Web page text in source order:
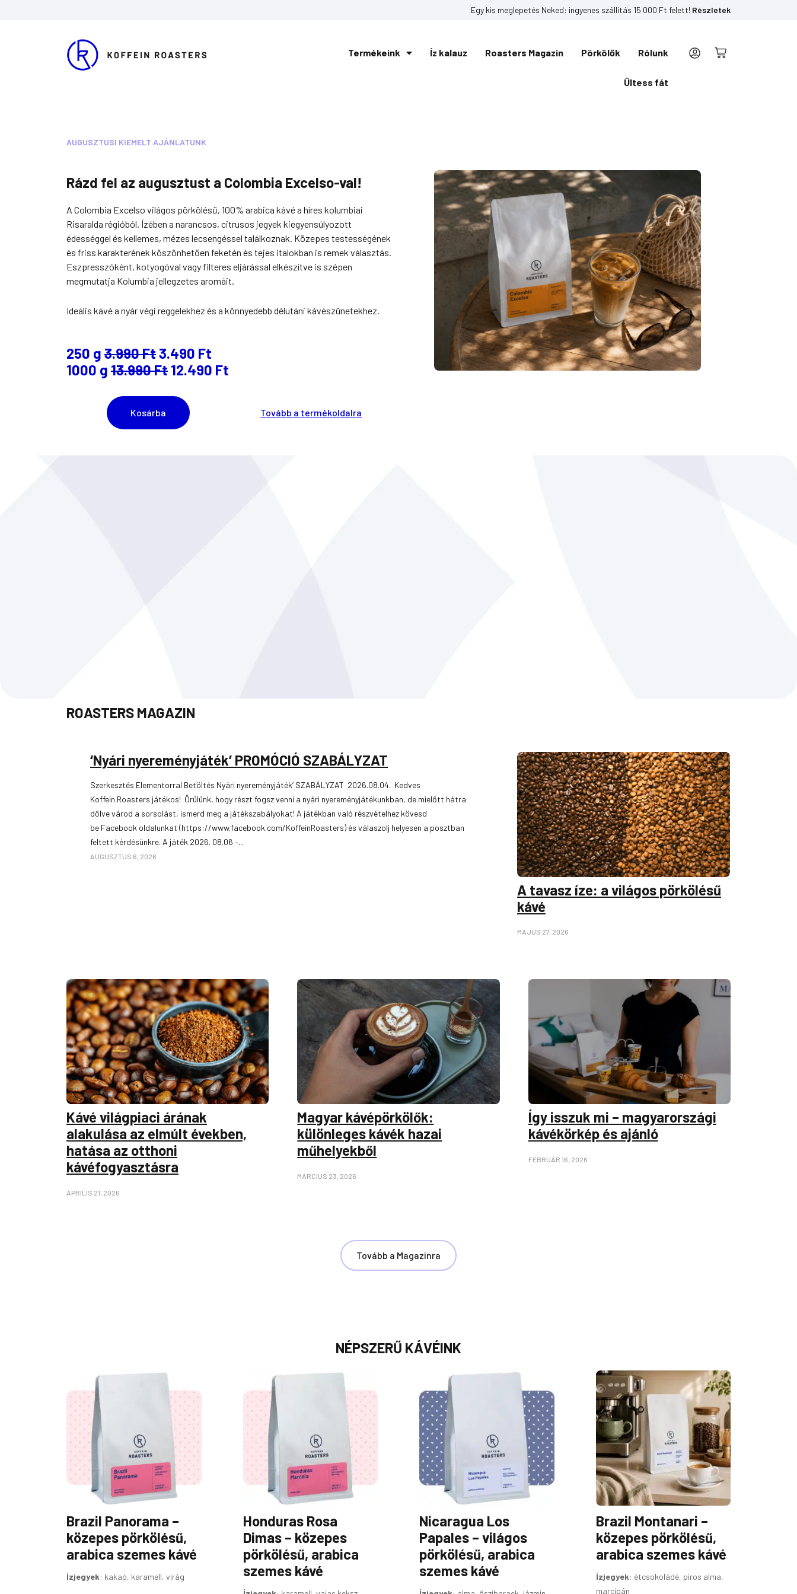
Egy kis meglepetés Neked: ingyenes szállítás 15 000 Ft felett! Részletek
Termékeink Íz kalauz Roasters Magazin Pörkölők Rólunk
Ültess fát
Kosár
AUGUSZTUSI KIEMELT AJÁNLATUNK
Rázd fel az augusztust a Colombia Excelso-val!
A Colombia Excelso világos pörkölésű, 100% arabica kávé a híres kolumbiai
Risaralda régióból. Ízében a narancsos, citrusos jegyek kiegyensúlyozott
édességgel és kellemes, mézes lecsengéssel találkoznak. Közepes testességének
és friss karakterének köszönhetően feketén és tejes italokban is remek választás.
Eszpresszóként, kotyogóval vagy filteres eljárással elkészítve is szépen
megmutatja Kolumbia jellegzetes aromáit.
Ideális kávé a nyár végi reggelekhez és a könnyedebb délutáni kávészünetekhez.
250 g 3.990 Ft3.490 Ft
1000 g 13.990 Ft 12.490 Ft
Kosárba Tovább a termékoldalra
ROASTERS MAGAZIN
‘Nyári nyereményjáték’ PROMÓCIÓ SZABÁLYZAT
Szerkesztés Elementorral Betöltés Nyári nyereményjáték’ SZABÁLYZAT 2026.08.04. Kedves
Koffein Roasters játékos! Örülünk, hogy részt fogsz venni a nyári nyereményjátékunkban, de mielőtt hátra
dőlve várod a sorsolást, ismerd meg a játékszabályokat! A játékban való részvételhez kövesd
be Facebook oldalunkat (https://www.facebook.com/KoffeinRoasters) és válaszolj helyesen a posztban
feltett kérdésünkre. A játék 2026. 08.06 –...
AUGUSZTUS 6, 2026
A tavasz íze: a világos pörkölésű
kávé
MÁJUS 27, 2026
Kávé világpiaci árának
alakulása az elmúlt években,
hatása az otthoni
kávéfogyasztásra
ÁPRILIS 21, 2026
Magyar kávépörkölők:
különleges kávék hazai
műhelyekből
MÁRCIUS 23, 2026
Így isszuk mi – magyarországi
kávékörkép és ajánló
FEBRUÁR 16, 2026
Tovább a Magazinra
NÉPSZERŰ KÁVÉINK
Brazil Panorama –
közepes pörkölésű,
arabica szemes kávé
Ízjegyek: kakaó, karamell, virág
690FT
-
16
290FT
a
terméknek
több
variációja
van.
A
változatok
termékoldalon
választhatók
ki
Honduras Rosa
Dimas – közepes
pörkölésű, arabica
szemes kávé
Nicaragua Los
Papales – világos
pörkölésű, arabica
szemes kávé
ÁRTARTOMÁNY:
990FT
17
990FT
a
terméknek
több
variációja
van.
A
változatok
termékoldalon
választhatók
ki
Brazil Montanari –
közepes pörkölésű,
arabica szemes kávé
Ízjegyek: étcsokoládé, piros alma,
marcipán
ÁRTARTOMÁNY:
4
390FT
16
290FT
Ennek
a
terméknek
több
variációja
A
változatok
a
termékoldalon
választhatók
ki